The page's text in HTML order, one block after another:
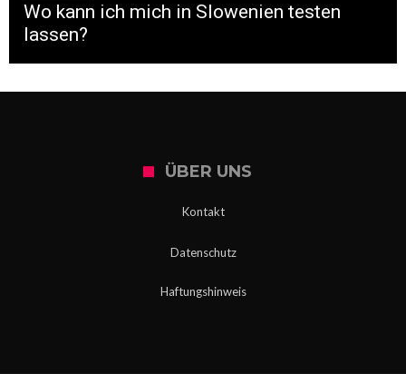
Wo kann ich mich in Slowenien testen
lassen?
ÜBER UNS
Kontakt
Datenschutz
Haftungshinweis